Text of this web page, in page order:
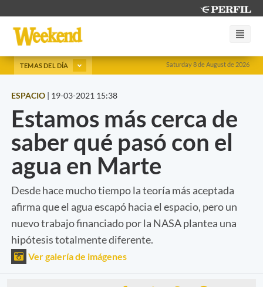
Saturday 8 de August de 2026
TEMAS DEL DÍA
ESPACIO | 19-03-2021 15:38
Estamos más cerca de
saber qué pasó con el
agua en Marte
Desde hace mucho tiempo la teoría más aceptada
afirma que el agua escapó hacia el espacio, pero un
nuevo trabajo financiado por la NASA plantea una
hipótesis totalmente diferente.
Ver galería de imágenes